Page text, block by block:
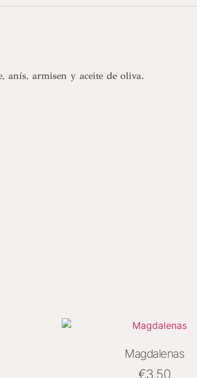
anís, armisen y aceite de oliva.
Magdalenas
€3.50